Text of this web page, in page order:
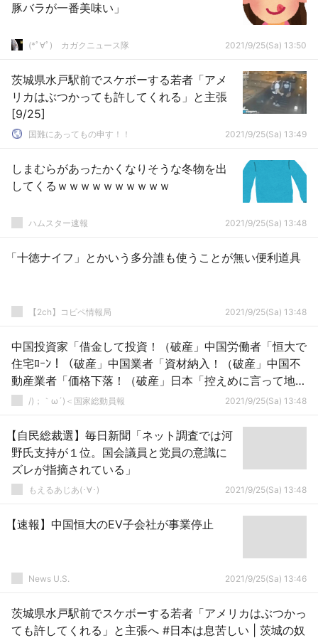
豚バラが一番美味い」
(*ﾟ∀ﾟ)ゞカガクニュース隊 2021/9/25(Sa) 13:50
茨城県水戸駅前でスケボーする若者「アメ
リカはぶつかっても許してくれる」と主張
[9/25]
国難にあってもの申す！！ 2021/9/25(Sa) 13:49
しまむらがあったかくなりそうな冬物を出
してくるｗｗｗｗｗｗｗｗｗｗ
ハムスター速報 2021/9/25(Sa) 13:48
「十徳ナイフ」とかいう多分誰も使うことが無い便利道具
【2ch】コピペ情報局 2021/9/25(Sa) 13:48
中国投資家「借金して投資！（破産」中国労働者「恒大で
住宅ﾛｰﾝ！（破産」中国業者「資材納入！（破産」中国不
動産業者「価格下落！（破産」日本「控えめに言って地
獄！」→
/)；｀ω´)＜国家総動員報 2021/9/25(Sa) 13:48
【自民総裁選】毎日新聞「ネット調査では河
野氏支持が１位。国会議員と党員の意識に
ズレが指摘されている」
もえるあじあ(･∀･) 2021/9/25(Sa) 13:48
【速報】中国恒大のEV子会社が事業停止
News U.S. 2021/9/25(Sa) 13:46
茨城県水戸駅前でスケボーする若者「アメリカはぶつかっ
ても許してくれる」と主張へ #日本は息苦しい | 茨城の奴